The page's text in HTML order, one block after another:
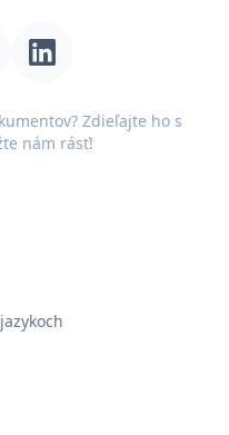
Zdieľajte ho s
nám rásť!